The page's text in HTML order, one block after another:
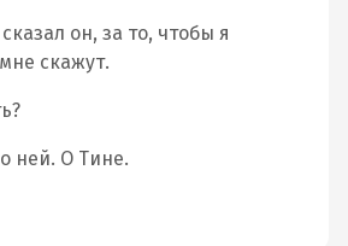
он, за то, чтобы я
скажут.
ней. О Тине.